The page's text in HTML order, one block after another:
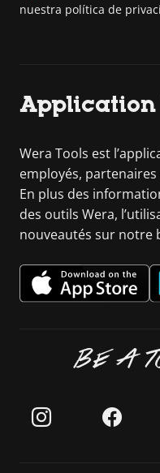
nuestra política de
Application
Wera Tools est
employés,
En plus des
des outils Wera,
nouveautés sur notre
BE A